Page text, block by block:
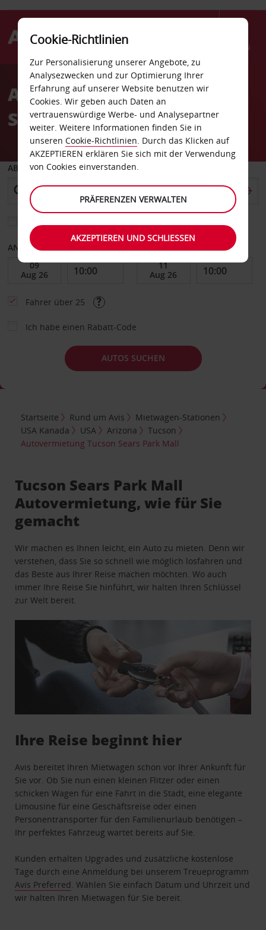
Menü
AvisAutovermietung Tucson
Sears Park Mall
ABHOLEN VON
ANFANGSDATUM
Fahrer über 25
Ich habe einen Rabatt-Code
AUTOS SUCHEN
Startseite Rund um Avis
Mietwagen-Stationen
USA Kanada
USA Arizona
Tucson
Autovermietung Tucson Sears Park Mall
Tucson Sears Park Mall
Autovermietung, wie für Sie
gemacht
Wir machen es Ihnen leicht, ein Auto zu mieten. Denn wir
verstehen, dass Sie so schnell wie möglich losfahren und
das Beste aus Ihrer Reise machen möchten. Wo auch
immer Ihre Reise Sie hinführt, wir halten Ihren Schlüssel
zur Welt bereit.
Ihre Reise beginnt hier
Avis bereitet Ihren Mietwagen schon vor Ihrer Ankunft für
Sie vor. Ob Sie nun einen kleinen Flitzer oder einen
schicken Wagen für eine Fahrt in die Stadt, eine elegante
Limousine für eine Geschäftsreise oder einen
Personentransporter für den Familienurlaub benötigen –
Ihr perfektes Fahrzeug wartet bereits auf Sie.
Kunden erhalten Upgrades und zusätzliche kostenlose
Tage durch eine Anmeldung bei unserem Treueprogramm
Avis Preferred . Wählen Sie einfach Datum und Uhrzeit und
wir halten Ihren Mietwagen für Sie bereit.
Cookie-Richtlinien
Zur Personalisierung unserer Angebote, zu
Analysezwecken und zur Optimierung Ihrer
Erfahrung auf unserer Website benutzen wir
Cookies. Wir geben auch Daten an
vertrauenswürdige Werbe- und Analysepartner
weiter. Weitere Informationen finden Sie in
unseren Cookie-Richtlinien. Durch das Klicken auf
AKZEPTIEREN erklären Sie sich mit der Verwendung
von Cookies einverstanden.
PRÄFERENZEN VERWALTEN
AKZEPTIEREN UND SCHLIESSEN